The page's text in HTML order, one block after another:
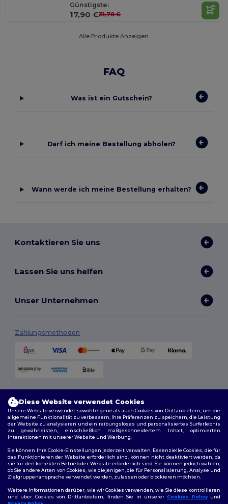
Günstigste:
17,90 €31,78 €
Alle Produkte Anzeigen.
FAQ
Was ist ein Gutschein?
Darf ich meine Bestellung abholen?
Wann werde ich meine Bestellung erhalten?
Kontaktieren Sie uns
Lassen Sie uns helfen
Unser Unternehmen
Zahlungsmethoden
Folge uns
Diese Website verwendet Cookies
Unsere Website verwendet sowohl eigene als auch Cookies von Drittanbietern, um die
allgemeine Funktionalität zu verbessern, Ihre Präferenzen zu speichern, die Leistung
der Website zu analysieren und ein reibungsloses und personalisiertes Surferlebnis
zu gewährleisten, einschließlich maßgeschneidertem Inhalt, optimierten
Interaktionen mit unserer Website und Werbung.
Sie können Ihre Cookie-Einstellungen jederzeit verwalten. Essenzielle Cookies, die für
das Funktionieren der Website erforderlich sind, können nicht deaktiviert werden, da
sie für den korrekten Betrieb der Website erforderlich sind. Sie können jedoch wählen,
ob Sie andere Arten von Cookies, wie diejenigen, die für Personalisierung, Analyse und
Zielgruppenansprache verwendet werden, zulassen oder blockieren möchten.
Weitere Informationen darüber, wie wir Cookies verwenden, wie Sie diese kontrollieren
und über Cookies von Drittanbietern, finden Sie in unsererCookies Policyund